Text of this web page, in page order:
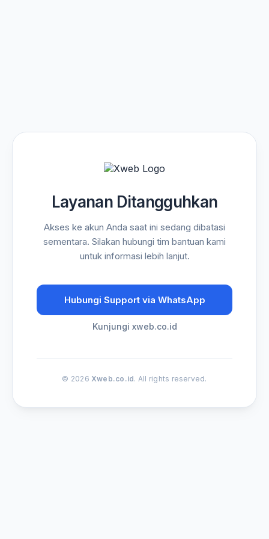
Layanan Ditangguhkan
Akses ke akun Anda saat ini sedang dibatasi
sementara. Silakan hubungi tim bantuan kami
untuk informasi lebih lanjut.
Hubungi Support via WhatsApp
Kunjungi xweb.co.id
© 2026 Xweb.co.id. All rights reserved.